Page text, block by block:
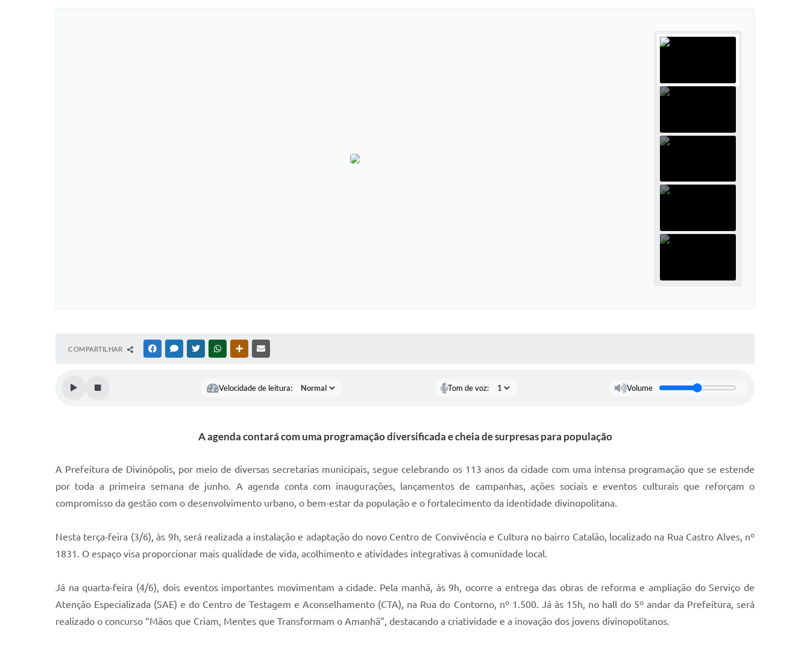
COMPARTILHAR FACEBOOKMESSENGER
TWITTERWHATSAPPOUTRAS MÍDIAS
Velocidade de leitura: Tom de voz: Volume
A agenda contará com uma programação diversificada e cheia de surpresas para população
A Prefeitura de Divinópolis, por meio de diversas secretarias municipais, segue celebrando os 113 anos da cidade com uma intensa programação que se estende
por toda a primeira semana de junho. A agenda conta com inaugurações, lançamentos de campanhas, ações sociais e eventos culturais que reforçam o
compromisso da gestão com o desenvolvimento urbano, o bem-estar da população e o fortalecimento da identidade divinopolitana.
Nesta terça-feira (3/6), às 9h, será realizada a instalação e adaptação do novo Centro de Convivência e Cultura no bairro Catalão, localizado na Rua Castro Alves, nº
1831. O espaço visa proporcionar mais qualidade de vida, acolhimento e atividades integrativas à comunidade local.
Já na quarta-feira (4/6), dois eventos importantes movimentam a cidade. Pela manhã, às 9h, ocorre a entrega das obras de reforma e ampliação do Serviço de
Atenção Especializada (SAE) e do Centro de Testagem e Aconselhamento (CTA), na Rua do Contorno, nº 1.500. Já às 15h, no hall do 5º andar da Prefeitura, será
realizado o concurso “Mãos que Criam, Mentes que Transformam o Amanhã”, destacando a criatividade e a inovação dos jovens divinopolitanos.